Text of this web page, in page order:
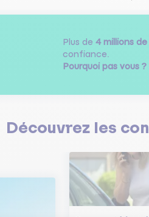
Plus de 4 millions
confiance.
Pourquoi pas vous ?
Découvrez les